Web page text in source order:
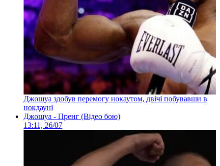
Джошуа здобув перемогу нокаутом, двічі побувавши в
нокдауні
Джошуа - Пренг (Відео бою)
13:11, 26/07